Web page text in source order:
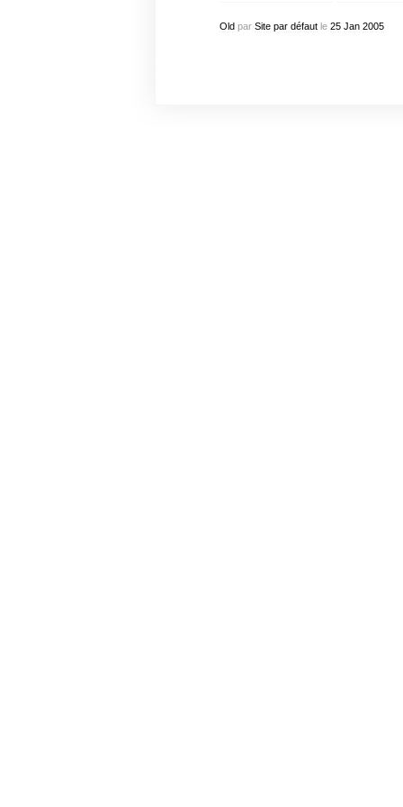
Old par Site par défautle 25 Jan 2005